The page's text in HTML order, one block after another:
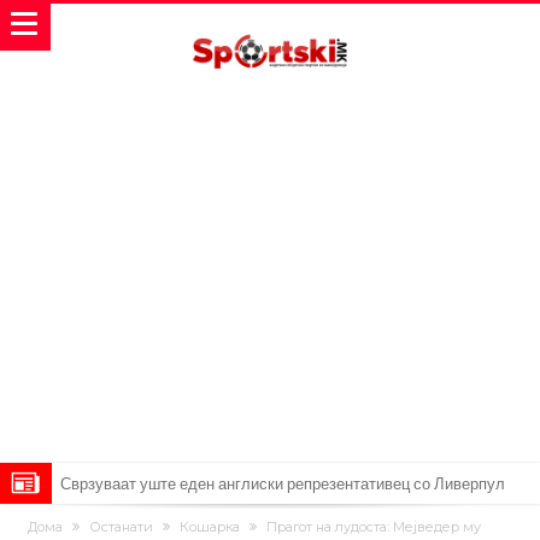
Сврзуваат уште еден англиски репрезентативец со Ливерпул
Замена за Влаховиќ: Напаѓачот на Манчестер доаѓа во Јувентус!
Дома Останати Кошарка
Прагот на лудоста: Мејведер му